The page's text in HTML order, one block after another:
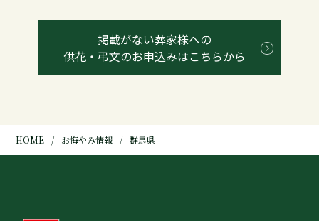
掲載がない葬家様への
供花・弔文のお申込みはこちらから
HOME お悔やみ情報 群馬県